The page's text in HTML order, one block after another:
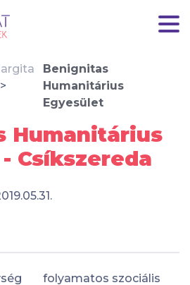
Benignitas
Humanitárius
Egyesület
Humanitárius
Csíkszereda
folyamatos szociális